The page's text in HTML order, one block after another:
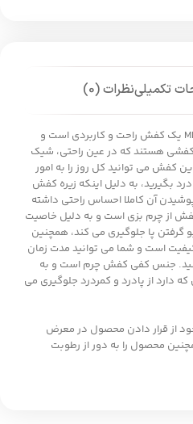
تکمیلینظرات (0)
کفش چرم مردانه مدل MRC1121-36 یک کفش راحت و کاربردی است و
هستند که در عین راحتی، شیک
کفش می توانید کل روز را به امور
بگیرید، به دلیل اینکه زیره کفش
آن کاملا احساس راحتی داشته
از چرم بزی است و به دلیل خاصیت
گرفتن پا جلوگیری می کند، همچنین
است و شما می توانید مدت زمان
جنس کفی کفش چرم است و به
دارد از پادرد و کمردرد جلوگیری می
از قرار دادن محصول در معرض
محصول را به دور از رطوبت